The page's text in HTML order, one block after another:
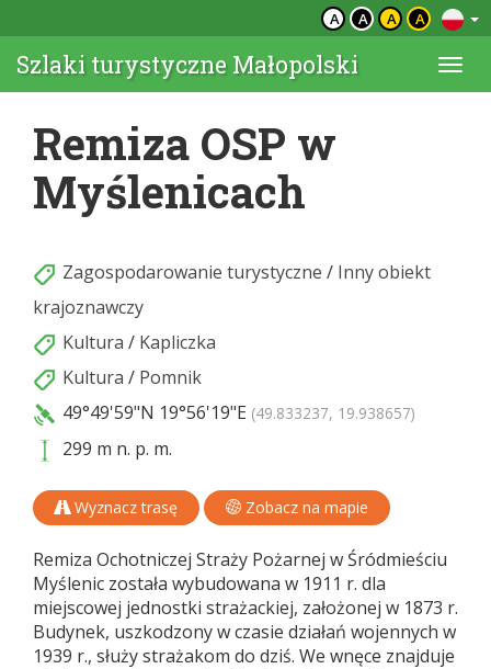
A A A A
Szlaki turystyczne Małopolski
Remiza OSP w
Myślenicach
Zagospodarowanie turystyczne / Inny obiekt
krajoznawczy
Kultura / Kapliczka
Kultura / Pomnik
49°49'59"N 19°56'19"E (49.833237, 19.938657)
299 m n. p. m.
Wyznacz trasę Zobacz na mapie
Remiza Ochotniczej Straży Pożarnej w Śródmieściu
Myślenic została wybudowana w 1911 r. dla
miejscowej jednostki strażackiej, założonej w 1873 r.
Budynek, uszkodzony w czasie działań wojennych w
1939 r., służy strażakom do dziś. We wnęce znajduje